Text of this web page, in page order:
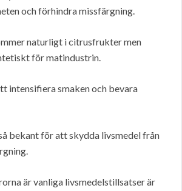
och förhindra missfärgning.
naturligt i citrusfrukter men
för matindustrin.
intensifiera smaken och bevara
bekant för att skydda livsmedel från
är vanliga livsmedelstillsatser är